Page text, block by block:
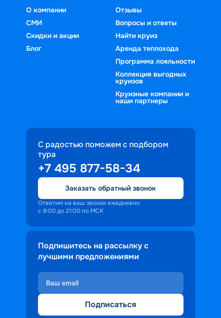
О компании
СМИ
Скидки и акции
Блог
Отзывы
Вопросы и ответы
Найти круиз
Аренда теплохода
Программа лояльности
Коллекция выгодных
круизов
Круизные компании и
наши партнеры
С радостью поможем с подбором
тура
+7 495 877-58-34
Заказать обратный звонок
Ответим на ваш звонок ежедневно
с 8:00 до 21:00 по МСК
Подпишитесь на рассылку с
лучшими предложениями
Подписаться